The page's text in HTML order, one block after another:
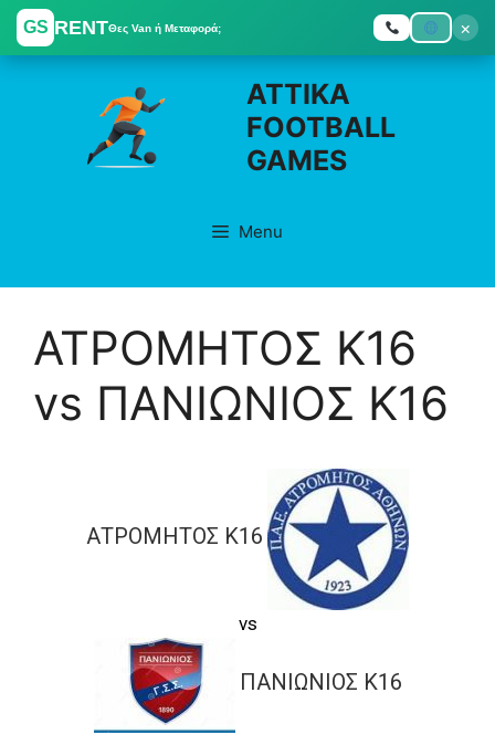
GS RENTΘες Van ή Μεταφορά;
×
Skip
ATTIKA
FOOTBALL
GAMES
Menu
ΑΤΡΟΜΗΤΟΣ K16
vs ΠΑΝΙΩΝΙΟΣ K16
ΑΤΡΟΜΗΤΟΣ K16
vs
ΠΑΝΙΩΝΙΟΣ K16